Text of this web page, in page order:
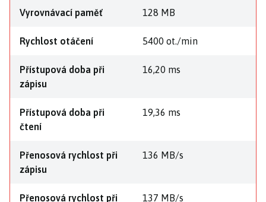
Vyrovnávací paměť 128 MB
Rychlost otáčení 5400 ot./min
Přístupová doba při
zápisu
16,20 ms
Přístupová doba při
čtení
19,36 ms
Přenosová rychlost při
zápisu
136 MB/s
Přenosová rychlost při
137 MB/s